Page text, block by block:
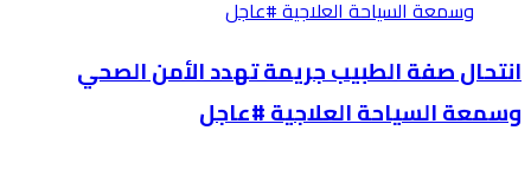
انتحال صفة الطبيب جريمة تهدد الأمن الصحي
وسمعة السياحة العلاجية #عاجل